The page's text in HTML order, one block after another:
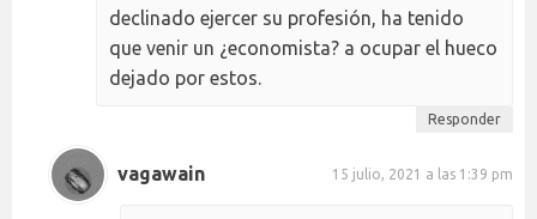
declinado ejercer su profesión, ha tenido
que venir un ¿economista? a ocupar el hueco
dejado por estos.
Responder
vagawain 15 julio, 2021 a las 1:39 pm